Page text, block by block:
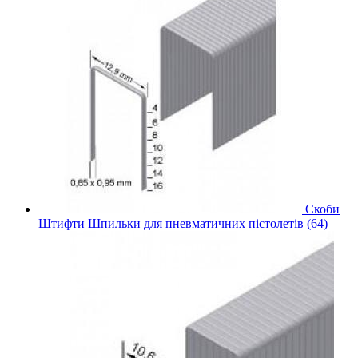
Скоби
Штифти Шпильки для пневматичних пістолетів (64)